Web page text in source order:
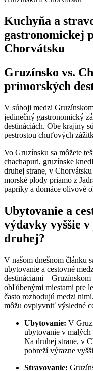
Kuchyňa a
gastronomickej
Chorvátsku
Gruzínsko vs.
prímorských
V súboji medzi
jedinečný gastronomický
destináciách. Obe krajiny
pestrostou chuťových
Vo Gruzínsku sa môžete
chachapuri, gruzínske
druhej strane, v
morské plody priamo z
papriky a domáce olivové
Ubytovanie a
výdavky vyššie
druhej?
V našom dnešnom článku
ubytovanie a cestovné
destináciami –
obľúbenými miestami pre
často rozhodujú medzi
môžu ovplyvniť výsledné
Ubytovanie: V
ubytovanie v
Na druhej strane, v
pobreží výrazne
Stravovanie: